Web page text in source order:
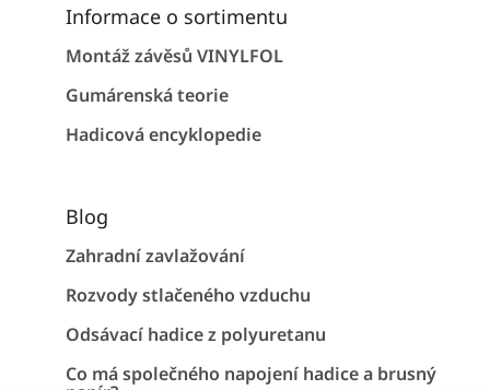
Informace o sortimentu
Montáž závěsů VINYLFOL
Gumárenská teorie
Hadicová encyklopedie
Blog
Zahradní zavlažování
Rozvody stlačeného vzduchu
Odsávací hadice z polyuretanu
Co má společného napojení hadice a brusný